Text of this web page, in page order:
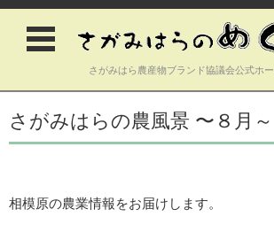
さがみはら農産物ブランド協議会公式ホ
コンテンツに移動
さがみはらの農風景 〜８月～
相模原の農業情報をお届けします。